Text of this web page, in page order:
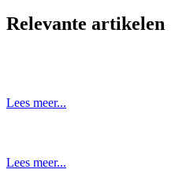
Relevante artikelen
Lees meer...
Lees meer...